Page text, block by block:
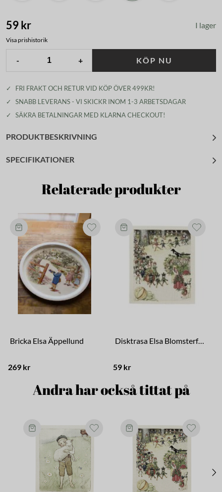
59 kr I lager
Visa prishistorik
- + KÖP NU
✓
FRI FRAKT OCH RETUR VID KÖP ÖVER 499KR!
✓
SNABB LEVERANS - VI SKICKR INOM 1-3 ARBETSDAGAR
✓
SÄKRA BETALNINGAR MED KLARNA CHECKOUT!
PRODUKTBESKRIVNING
SPECIFIKATIONER
Relaterade produkter
Bricka Elsa Äppellund
269 kr
Disktrasa Elsa Blomsterfest
59 kr
Andra har också tittat på